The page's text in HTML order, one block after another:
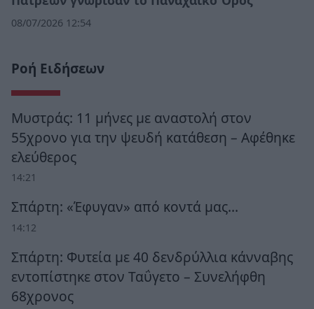
08/07/2026 12:54
Ροή Ειδήσεων
Μυστράς: 11 μήνες με αναστολή στον
55χρονο για την ψευδή κατάθεση – Αφέθηκε
ελεύθερος
14:21
Σπάρτη: «Έφυγαν» από κοντά μας…
14:12
Σπάρτη: Φυτεία με 40 δενδρύλλια κάνναβης
εντοπίστηκε στον Ταΰγετο – Συνελήφθη
68χρονος